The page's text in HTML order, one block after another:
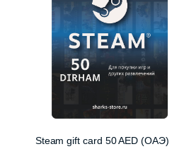
Steam gift card 50 AED (ОАЭ)